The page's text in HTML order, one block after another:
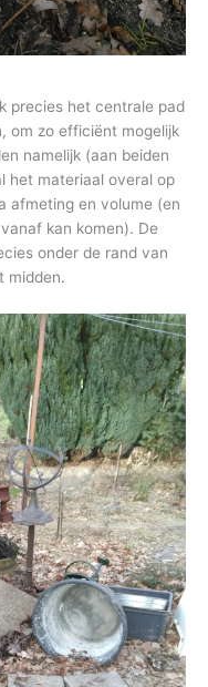
precies het centrale pad
om zo efficiënt mogelijk
namelijk (aan beiden
het materiaal overal op
afmeting en volume (en
kan komen). De
onder de rand van
midden.